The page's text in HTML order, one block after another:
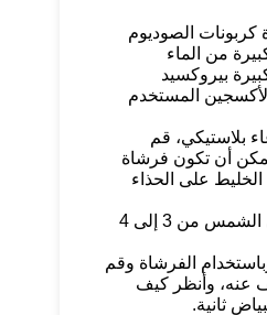
من الماء
بيروكسيد
المستخدم
بلاستيكي، قم
أن تكون فرشاة
على الحذاء
الآن اترك الحذاء في الشمس من 3 إلى 4
الفرشاة وقم
عنه، وأنظر كيف
ثانية.